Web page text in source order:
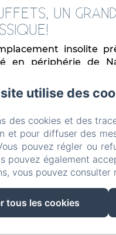
UN GRAND
insolite
en périphérie de
2
utilise des
des cookies et des
et pour diffuser des
pouvez régler ou
pouvez également
vous pouvez consulter
tous les cookies